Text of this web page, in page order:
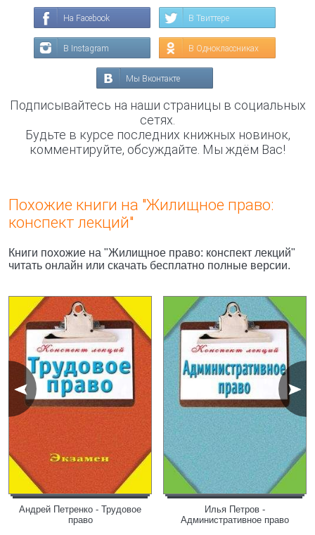
На Facebook В Твиттере
В Instagram В Одноклассниках
Мы Вконтакте
Подписывайтесь на наши страницы в социальных
сетях.
Будьте в курсе последних книжных новинок,
комментируйте, обсуждайте. Мы ждём Вас!
Похожие книги на "Жилищное право:
конспект лекций"
Книги похожие на "Жилищное право: конспект лекций"
читать онлайн или скачать бесплатно полные версии.
Андрей Петренко - Трудовое
право
Илья Петров -
Административное право